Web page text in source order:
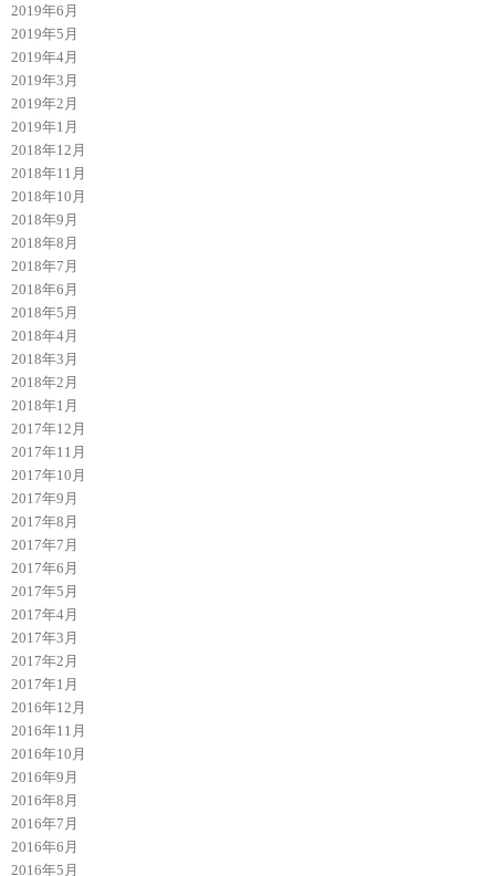
2019年6月
2019年5月
2019年4月
2019年3月
2019年2月
2019年1月
2018年12月
2018年11月
2018年10月
2018年9月
2018年8月
2018年7月
2018年6月
2018年5月
2018年4月
2018年3月
2018年2月
2018年1月
2017年12月
2017年11月
2017年10月
2017年9月
2017年8月
2017年7月
2017年6月
2017年5月
2017年4月
2017年3月
2017年2月
2017年1月
2016年12月
2016年11月
2016年10月
2016年9月
2016年8月
2016年7月
2016年6月
2016年5月